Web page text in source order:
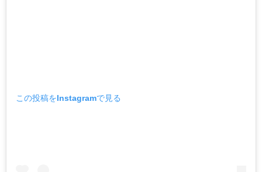
この投稿をInstagramで見る